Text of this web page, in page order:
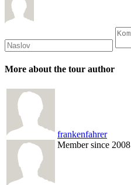
More about the tour author
frankenfahrer
Member since 2008